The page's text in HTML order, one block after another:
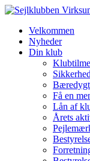
Velkommen
Nyheder
Din klub
Få en
Lån af
Årets